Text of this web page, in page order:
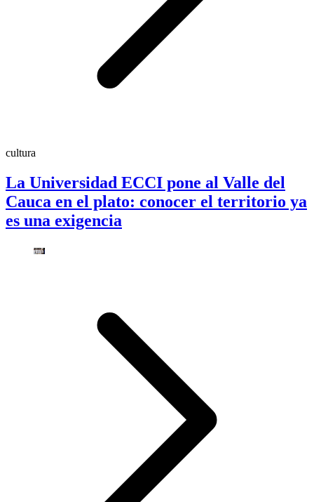
cultura
La Universidad ECCI pone al Valle del
Cauca en el plato: conocer el territorio ya
es una exigencia